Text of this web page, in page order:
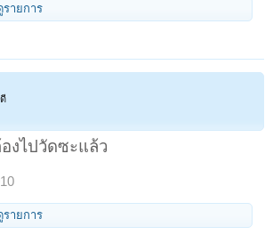
รายการ
งไปวัดซะแล้ว
รายการ